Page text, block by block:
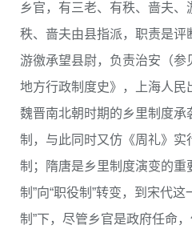
乡官，有三老、有秩、啬夫、
秩、啬夫由县指派，职责是评
游徼承望县尉，负责治安（参
地方行政制度史》，上海人民
魏晋南北朝时期的乡里制度承
制，与此同时又仿《周礼》实
制；隋唐是乡里制度演变的重
制”向“职役制”转变，到宋代
制”下，尽管乡官是政府任命